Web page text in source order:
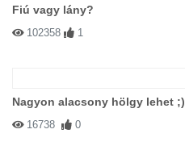
Fiú vagy lány?
102358 1
Nagyon alacsony hölgy lehet ;)
16738 0